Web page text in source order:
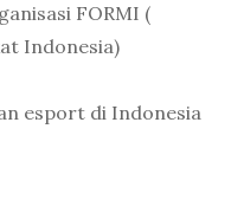
FORMI (
Indonesia)
esport di Indonesia